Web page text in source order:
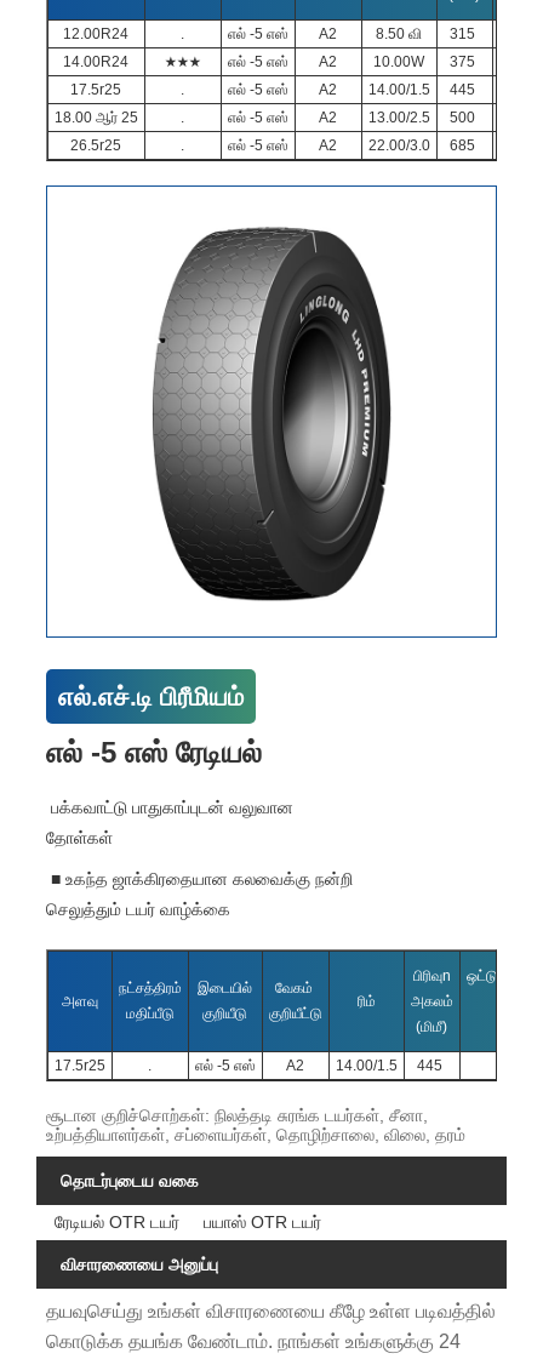
12.00R24 . எல் -5 எஸ் A2 8.50 வி 315
14.00R24
★★★ எல் -5 எஸ் A2 10.00W 375
17.5r25
. எல் -5 எஸ் A2 14.00/1.5 445
18.00 ஆர் 25
. எல் -5 எஸ் A2 13.00/2.5 500
26.5r25
. எல் -5 எஸ் A2 22.00/3.0 685
எல்.எச்.டி பிரீமியம்
எல் -5 எஸ் ரேடியல்
பக்கவாட்டு பாதுகாப்புடன் வலுவான
தோள்கள்
■ உகந்த ஜாக்கிரதையான கலவைக்கு நன்றி
செலுத்தும் டயர் வாழ்க்கை
அளவு
நட்சத்திரம்
மதிப்பீடு
இடையில்
குறியீடு
வேகம்
குறியீட்டு
ரிம்
பிரிவுn
அகலம்
(மிமீ)
17.5r25 . எல் -5 எஸ் A2 14.00/1.5 445
சூடான குறிச்சொற்கள்: நிலத்தடி சுரங்க டயர்கள், சீனா,
உற்பத்தியாளர்கள், சப்ளையர்கள், தொழிற்சாலை, விலை, தரம்
தொடர்புடைய வகை
ரேடியல் OTR டயர் பயாஸ் OTR டயர்
விசாரணையை அனுப்பு
தயவுசெய்து உங்கள் விசாரணையை கீழே உள்ள படிவத்தில்
கொடுக்க தயங்க வேண்டாம். நாங்கள் உங்களுக்கு 24